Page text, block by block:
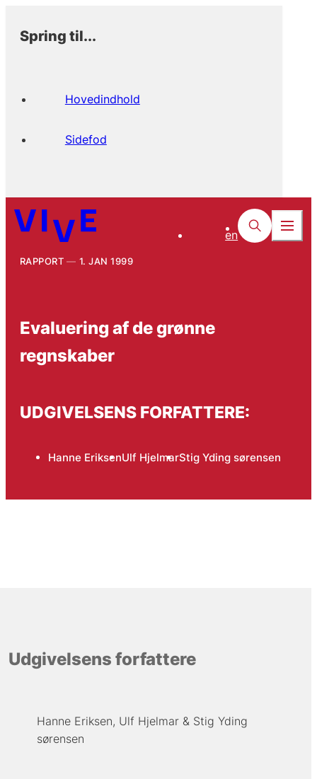
Spring til...
Hovedindhold
Sidefod
en
RAPPORT 1. JAN 1999
Evaluering af de grønne
regnskaber
UDGIVELSENS FORFATTERE:
Hanne EriksenUlf HjelmarStig Yding sørensen
Udgivelsens forfattere
Hanne Eriksen Ulf Hjelmar
Stig Yding
sørensen